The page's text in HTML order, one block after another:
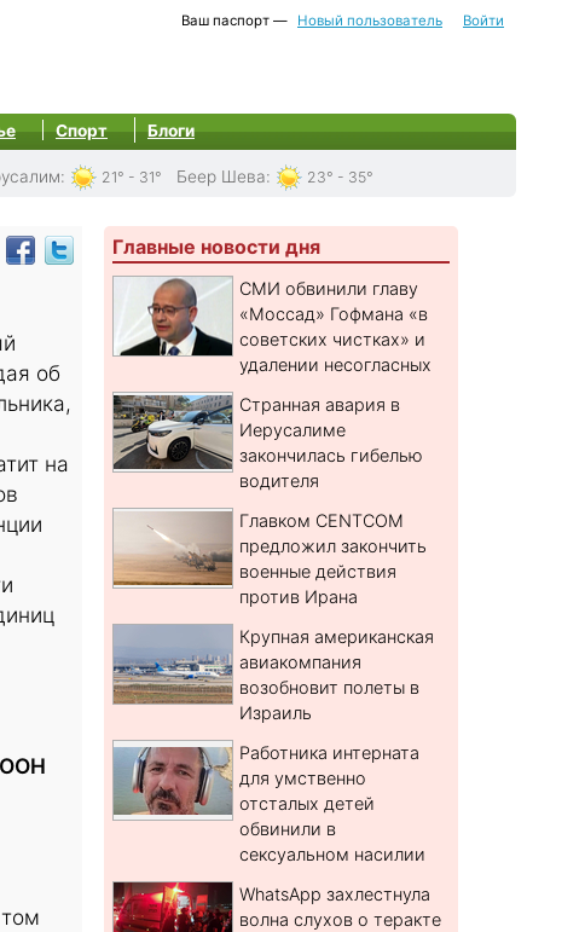
Ваш паспорт — Новый пользователь Войти
Спорт Блоги
: 21° - 31° Беер Шева: 23° - 35°
об
на
ООН
Главные новости дня
СМИ обвинили главу
«Моссад» Гофмана «в
советских чистках» и
удалении несогласных
Странная авария в
Иерусалиме
закончилась гибелью
водителя
Главком CENTCOM
предложил закончить
военные действия
против Ирана
Крупная американская
авиакомпания
возобновит полеты в
Израиль
Работника интерната
для умственно
отсталых детей
обвинили в
сексуальном насилии
WhatsApp захлестнула
волна слухов о теракте